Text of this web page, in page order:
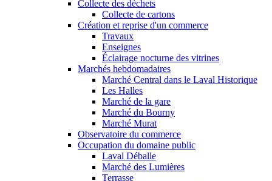
Collecte des déchets
Collecte de cartons
Création et reprise d'un commerce
Travaux
Enseignes
Éclairage nocturne des vitrines
Marchés hebdomadaires
Marché Central dans le Laval Historique
Les Halles
Marché de la gare
Marché du Bourny
Marché Murat
Observatoire du commerce
Occupation du domaine public
Laval Déballe
Marché des Lumières
Terrasse